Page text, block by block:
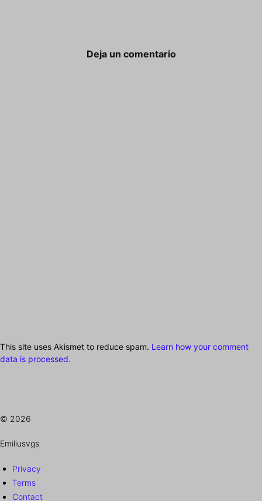
Deja un comentario
This site uses Akismet to reduce spam. Learn how your comment
data is processed.
© 2026
Emiliusvgs
Privacy
Terms
Contact